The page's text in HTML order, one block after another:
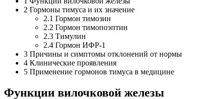
2 Гормоны тимуса и их значение
2.1 Гормон тимозин
2.2 Гормон тимопоэптин
2.3 Тимулин
2.4 Гормон ИФР-1
3 Причины и симптомы отклонений от нормы
4 Клинические проявления
5 Применение гормонов тимуса в медицине
Функции вилочковой железы